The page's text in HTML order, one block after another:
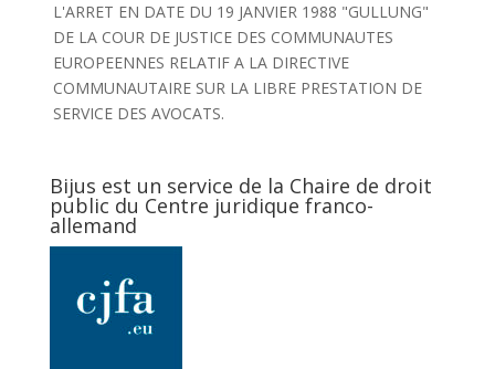
L'ARRET EN DATE DU 19 JANVIER 1988 "GULLUNG"
DE LA COUR DE JUSTICE DES COMMUNAUTES
EUROPEENNES RELATIF A LA DIRECTIVE
COMMUNAUTAIRE SUR LA LIBRE PRESTATION DE
SERVICE DES AVOCATS.
Bijus est un service de la Chaire de droit
public du Centre juridique franco-
allemand